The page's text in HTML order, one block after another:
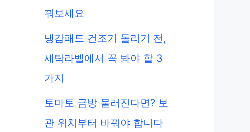
꿔보세요
냉감패드 건조기 돌리기 전,
세탁라벨에서 꼭 봐야 할 3
가지
토마토 금방 물러진다면? 보
관 위치부터 바꿔야 합니다